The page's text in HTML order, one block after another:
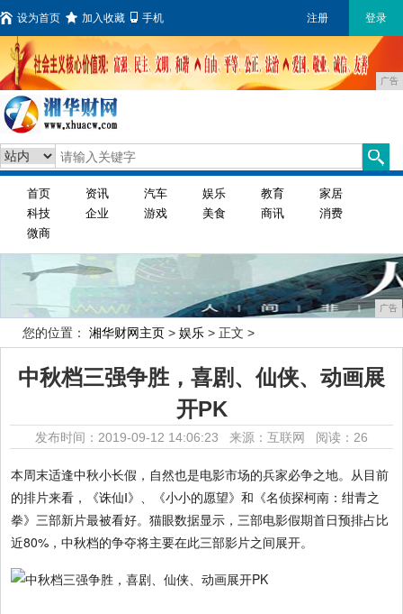
设为首页 加入收藏 手机 注册 登录
广告
首页 资讯 汽车 娱乐 教育
家居
科技
企业 游戏 美食 商讯
消费
微商
广告
您的位置： 湘华财网主页 > 娱乐 > 正文 >
中秋档三强争胜，喜剧、仙侠、动画展
开PK
发布时间：2019-09-12 14:06:23 来源：互联网 阅读：26
本周末适逢中秋小长假，自然也是电影市场的兵家必争之地。从目前
的排片来看，《诛仙Ⅰ》、《小小的愿望》和《名侦探柯南：绀青之
拳》三部新片最被看好。猫眼数据显示，三部电影假期首日预排占比
近80%，中秋档的争夺将主要在此三部影片之间展开。